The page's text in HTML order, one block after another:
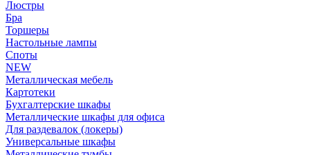
Люстры
Бра
Торшеры
Настольные лампы
Споты
NEW
Металлическая мебель
Картотеки
Бухгалтерские шкафы
Металлические шкафы для офиса
Для раздевалок (локеры)
Универсальные шкафы